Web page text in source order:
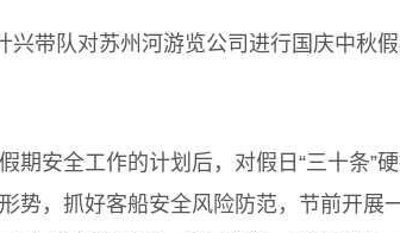
队对苏州河游览公司进行国庆中秋
安全工作的计划后，对假日“三十条”
势，抓好客船安全风险防范，节前开